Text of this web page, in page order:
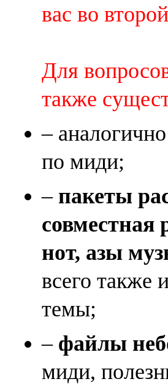
вас во
Для
также
– аналогично
по миди;
– пакеты
совместная
нот, азы
всего также
темы;
– файлы
миди,